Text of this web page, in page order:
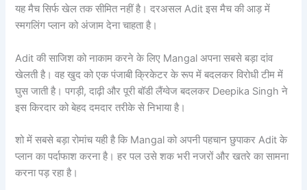
यह मैच सिर्फ खेल तक सीमित नहीं है। दरअसल Adit इस मैच की आड़ में
स्मगलिंग प्लान को अंजाम देना चाहता है।
Adit की साजिश को नाकाम करने के लिए Mangal अपना सबसे बड़ा दांव
खेलती है। वह खुद को एक पंजाबी क्रिकेटर के रूप में बदलकर विरोधी टीम में
घुस जाती है। पगड़ी, दाढ़ी और पूरी बॉडी लैंग्वेज बदलकर Deepika Singh ने
इस किरदार को बेहद दमदार तरीके से निभाया है।
शो में सबसे बड़ा रोमांच यही है कि Mangal को अपनी पहचान छुपाकर Adit के
प्लान का पर्दाफाश करना है। हर पल उसे शक भरी नजरों और खतरे का सामना
करना पड़ रहा है।